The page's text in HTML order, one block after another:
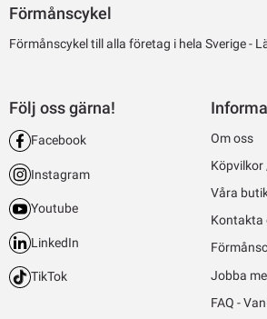
Förmånscykel
Förmånscykel till alla företag i hela Sverige -
Följ oss gärna!
Facebook
Instagram
Youtube
LinkedIn
TikTok
Om oss
Våra
Kontakta
Jobba
FAQ -